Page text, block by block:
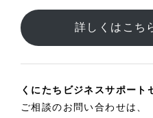
詳しくはこち
くにたちビジネスサポー
ご相談のお問い合わせは、